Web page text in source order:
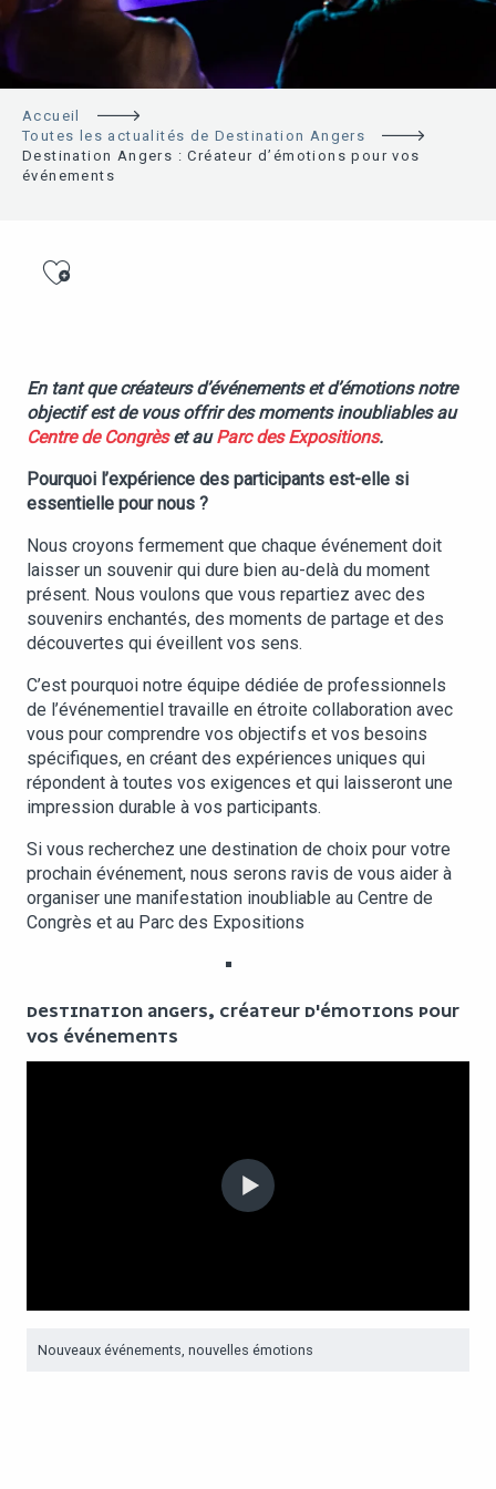
Accueil
Toutes les actualités de Destination Angers
Destination Angers : Créateur d’émotions pour vos
événements
Ajouter aux favoris
En tant que créateurs d’événements et d’émotions notre
objectif est de vous offrir des moments inoubliables au
Centre de Congrèset auParc des Expositions.
Pourquoi l’expérience des participants est-elle si
essentielle pour nous ?
Nous croyons fermement que chaque événement doit
laisser un souvenir qui dure bien au-delà du moment
présent. Nous voulons que vous repartiez avec des
souvenirs enchantés, des moments de partage et des
découvertes qui éveillent vos sens.
C’est pourquoi notre équipe dédiée de professionnels
de l’événementiel travaille en étroite collaboration avec
vous pour comprendre vos objectifs et vos besoins
spécifiques, en créant des expériences uniques qui
répondent à toutes vos exigences et qui laisseront une
impression durable à vos participants.
Si vous recherchez une destination de choix pour votre
prochain événement, nous serons ravis de vous aider à
organiser une manifestation inoubliable au Centre de
Congrès et au Parc des Expositions
DESTINATION ANGERS, CRÉATEUR D'ÉMOTIONS POUR
VOS ÉVÉNEMENTS
Nouveaux événements, nouvelles émotions